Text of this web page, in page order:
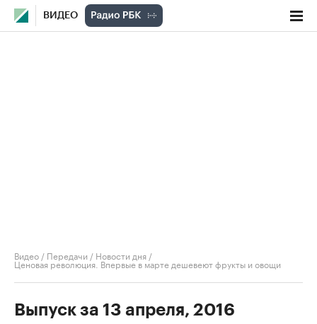
ВИДЕО
Видео / Передачи / Новости дня /
Ценовая революция. Впервые в марте дешевеют фрукты и овощи
Выпуск за 13 апреля, 2016